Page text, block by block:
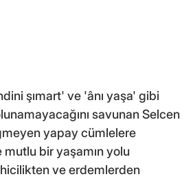
şımart' ve 'ânı yaşa' gibi
savunan Selcen
yapay cümlelere
mutlu bir yaşamın yolu
ve erdemlerden